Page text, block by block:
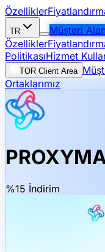
Özellikler
TR Müşteri
Özellikler
PolitikasıHizmet
TOR Client Area
Ortaklarımız
%15 İndirim